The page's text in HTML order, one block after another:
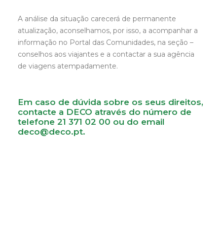
A análise da situação carecerá de permanente
atualização, aconselhamos, por isso, a acompanhar a
informação no Portal das Comunidades, na seção –
conselhos aos viajantes e a contactar a sua agência
de viagens atempadamente.
Em caso de dúvida sobre os seus direitos,
contacte a DECO através do número de
telefone 21 371 02 00 ou do email
deco@deco.pt.